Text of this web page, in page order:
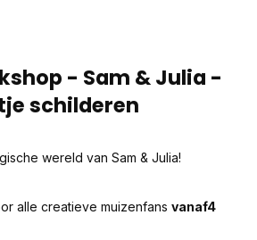
- Sam & Julia -
schilderen
wereld van Sam & Julia!
alle creatieve muizenfans vanaf4